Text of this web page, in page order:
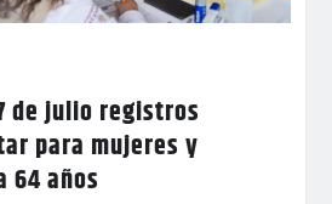
de julio registros
para mujeres y
64 años